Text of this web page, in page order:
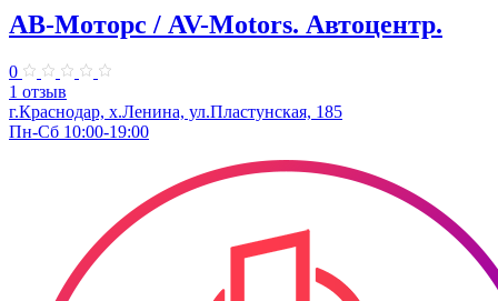
АВ-Моторс / AV-Motors. Автоцентр.
0
1 отзыв
г.Краснодар, х.Ленина, ул.Пластунская, 185
Пн-Сб 10:00-19:00